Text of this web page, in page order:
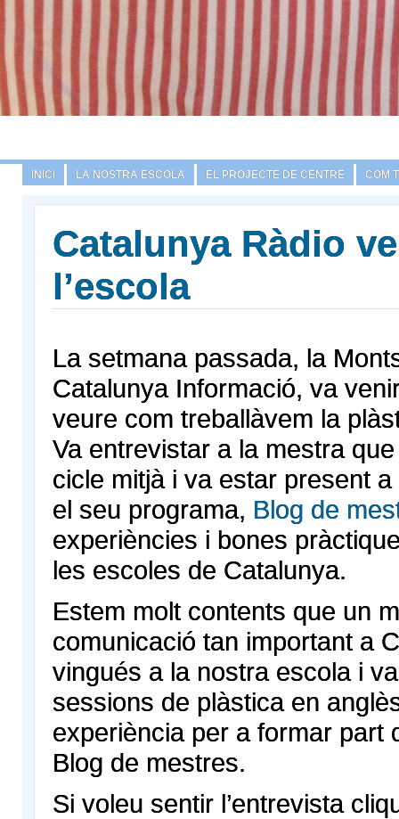
INICI LA NOSTRA ESCOLA EL PROJECTE DE CENTRE COM
Catalunya Ràdio
l’escola
La setmana passada, la
Catalunya Informació, va
veure com treballàvem la
Va entrevistar a la mestra
cicle mitjà i va estar present a
el seu programa, Blog de
experiències i bones
les escoles de Catalunya.
Estem molt contents que un
comunicació tan important a
vingués a la nostra escola i
sessions de plàstica en
experiència per a formar part
Blog de mestres.
Si voleu sentir l’entrevista